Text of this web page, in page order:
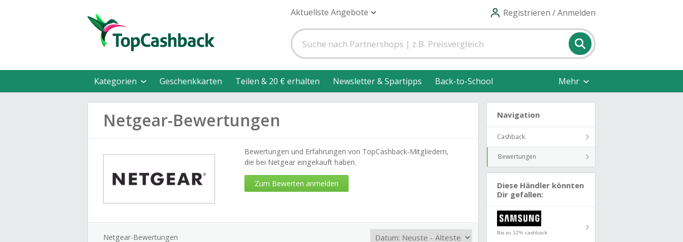
Aktuellste Angebote Registrieren / Anmelden
Kategorien Geschenkkarten Teilen & 20 € erhalten Newsletter & Spartipps Back-to-School Mehr
Netgear-Bewertungen
Bewertungen und Erfahrungen von TopCashback-Mitgliedern,
die bei Netgear eingekauft haben.
Zum Bewerten anmelden
Netgear-Bewertungen
Navigation
Cashback
Bewertungen
Diese Händler könnten
Dir gefallen:
Bis zu 12% cashback